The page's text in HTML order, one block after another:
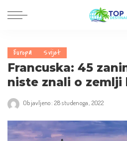
Europa Svijet
Francuska: 45
niste znali o zemlji
Objavljeno: 28 studenoga, 2022